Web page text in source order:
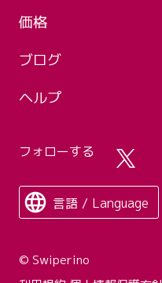
価格
ブログ
ヘルプ
フォローする
言語 / Language
© Swiperino